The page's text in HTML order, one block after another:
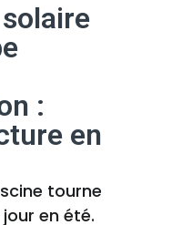
:
en
tourne
en été.